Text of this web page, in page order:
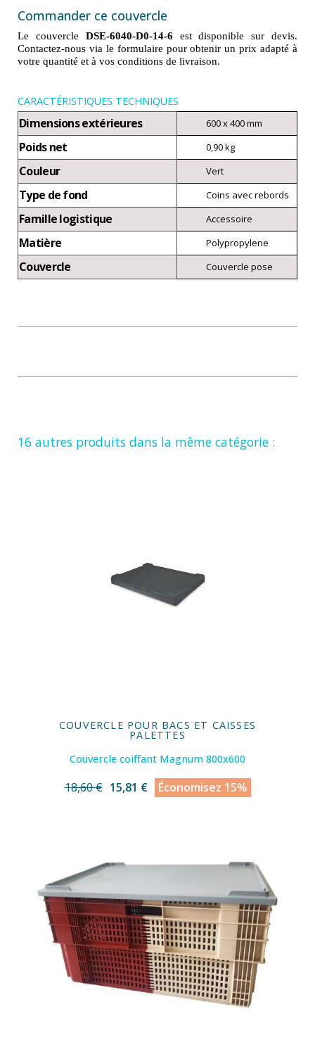
Commander ce couvercle
Le couvercle DSE-6040-D0-14-6 est disponible sur devis.
Contactez-nous via le formulaire pour obtenir un prix adapté à
votre quantité et à vos conditions de livraison.
CARACTÉRISTIQUES TECHNIQUES
Dimensions extérieures 600 x 400 mm
Poids net 0,90 kg
Couleur Vert
Type de fond Coins avec rebords
Famille logistique Accessoire
Matière Polypropylene
Couvercle Couvercle pose
16 autres produits dans la même catégorie :
COUVERCLE POUR BACS ET CAISSES
PALETTES
Couvercle coiffant Magnum 800x600
18,60 € 15,81 € Économisez 15%